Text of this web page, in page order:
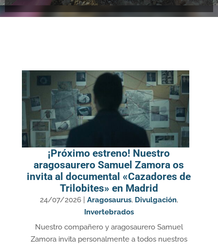
¡Próximo estreno! Nuestro
aragosaurero Samuel Zamora os
invita al documental «Cazadores de
Trilobites» en Madrid
24/07/2026| Aragosaurus, Divulgación,
Invertebrados
Nuestro compañero y aragosaurero Samuel
Zamora invita personalmente a todos nuestros